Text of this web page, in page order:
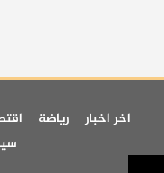
اخر اخبار رياضة